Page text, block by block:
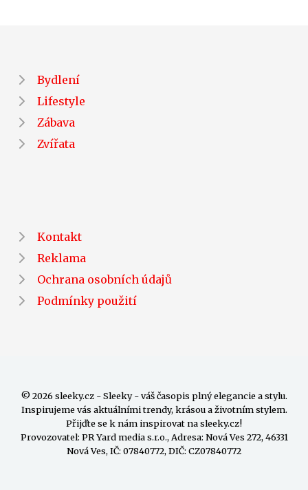
Bydlení
Lifestyle
Zábava
Zvířata
Kontakt
Reklama
Ochrana osobních údajů
Podmínky použití
© 2026 sleeky.cz - Sleeky - váš časopis plný elegancie a stylu.
Inspirujeme vás aktuálními trendy, krásou a životním stylem.
Přijďte se k nám inspirovat na sleeky.cz!
Provozovatel: PR Yard media s.r.o., Adresa: Nová Ves 272, 46331
Nová Ves, IČ: 07840772, DIČ: CZ07840772